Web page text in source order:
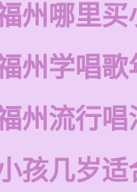
州哪里买
州学唱歌
州流行唱
孩几岁